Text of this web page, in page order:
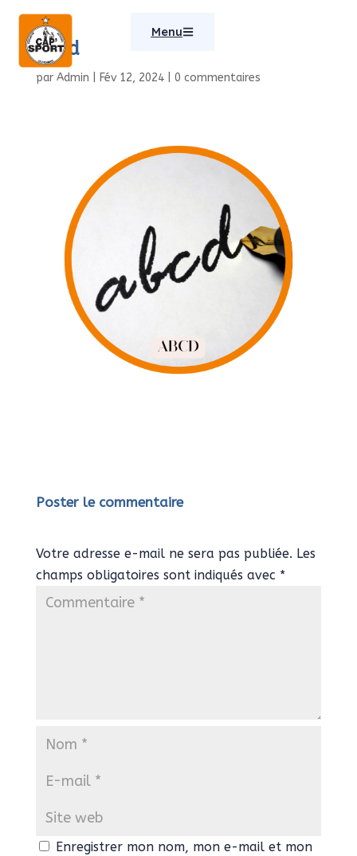
Menu
abcd
par Admin Fév 12, 2024| 0 commentaires
Poster le commentaire
Votre adresse e-mail ne sera pas publiée. Les
champs obligatoires sont indiqués avec *
Enregistrer mon nom, mon e-mail et mon